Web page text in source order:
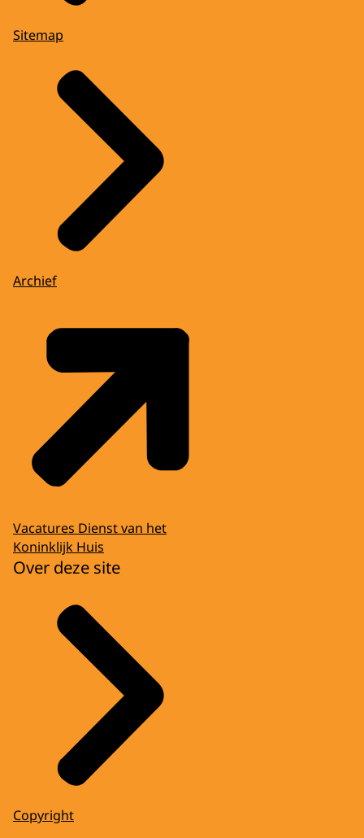
Sitemap
Archief
Vacatures Dienst van het
Koninklijk Huis
Over deze site
Copyright